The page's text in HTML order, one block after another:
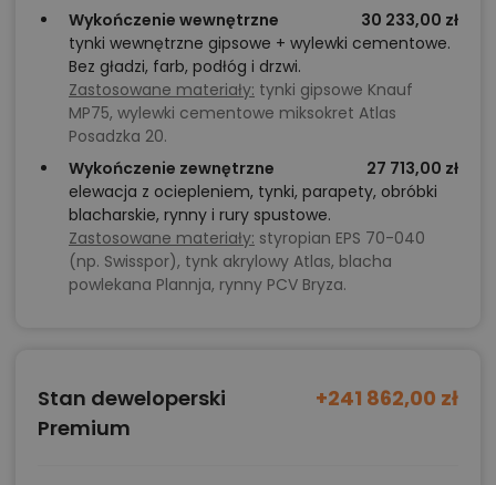
funkcjonalność często spotykaną w większych
domach jednorodzinnych.
Chcesz uzyskać więcej informacji o tym
projekcie, na przykład:
polecane przez architekta zmiany,
możliwości wprowadzania modyfikacji,
projekty podobne - o zbliżonym układzie lub
parametrach,
informacje szczegółowe - np. wymiary
pomieszczeń, instalacje, materiały?
Wykończenie wewnętrzne
30 233,00 zł
tynki wewnętrzne gipsowe + wylewki cementowe.
Bez gładzi, farb, podłóg i drzwi.
Zastosowane materiały: tynki gipsowe Knauf
MP75, wylewki cementowe miksokret Atlas
Posadzka 20.
Wykończenie zewnętrzne
27 713,00 zł
elewacja z ociepleniem, tynki, parapety, obróbki
blacharskie, rynny i rury spustowe.
Zastosowane materiały: styropian EPS 70-040
(np. Swisspor), tynk akrylowy Atlas, blacha
powlekana Plannja, rynny PCV Bryza.
Stan deweloperski
Premium
+241 862,00 zł